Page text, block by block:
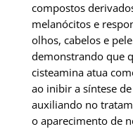
compostos
melanócitos e
olhos, cabelos e
demonstrando que
cisteamina atua
ao inibir a síntese
auxiliando no
o aparecimento de